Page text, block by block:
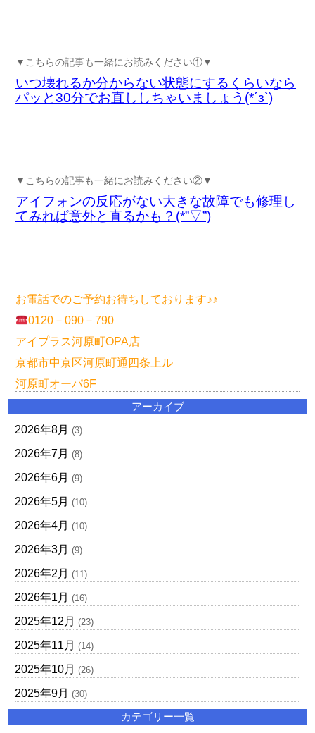
▼こちらの記事も一緒にお読みください①▼
いつ壊れるか分からない状態にするくらいなら
パッと30分でお直ししちゃいましょう(*´з`)
▼こちらの記事も一緒にお読みください②▼
アイフォンの反応がない大きな故障でも修理し
てみれば意外と直るかも？(*”▽”)
お電話でのご予約お待ちしております♪♪
0120－090－790
アイプラス河原町OPA店
京都市中京区河原町通四条上ル
河原町オーパ6F
アーカイブ
2026年8月 (3)
2026年7月 (8)
2026年6月 (9)
2026年5月 (10)
2026年4月 (10)
2026年3月 (9)
2026年2月 (11)
2026年1月 (16)
2025年12月 (23)
2025年11月 (14)
2025年10月 (26)
2025年9月 (30)
カテゴリー一覧